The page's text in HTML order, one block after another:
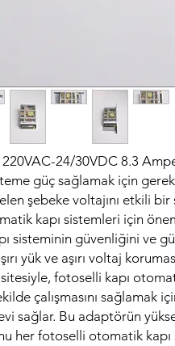
24/30VDC 8.3
güç sağlamak için
şebeke voltajını etkili
kapı sistemleri için
sisteminin güvenliğini ve
yük ve aşırı voltaj
fotoselli kapı
çalışmasını sağlamak
sağlar. Bu adaptörün
her fotoselli otomatik